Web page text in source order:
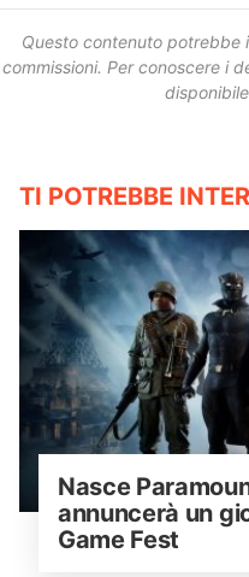
Questo contenuto potrebbe
commissioni. Per conoscere i
TI POTREBBE
Nasce
annuncerà un
Game Fest